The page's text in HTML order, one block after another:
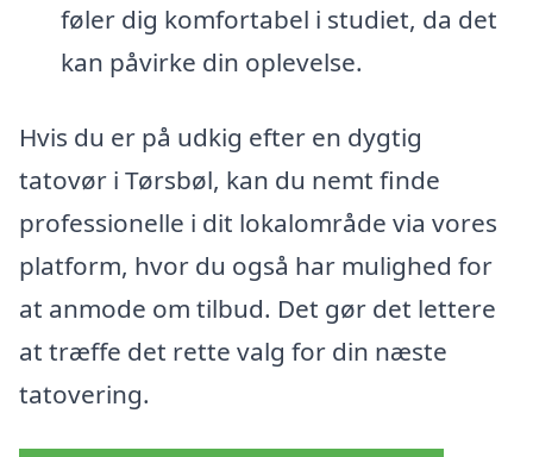
føler dig komfortabel i studiet, da det
kan påvirke din oplevelse.
Hvis du er på udkig efter en dygtig
tatovør i Tørsbøl, kan du nemt finde
professionelle i dit lokalområde via vores
platform, hvor du også har mulighed for
at anmode om tilbud. Det gør det lettere
at træffe det rette valg for din næste
tatovering.